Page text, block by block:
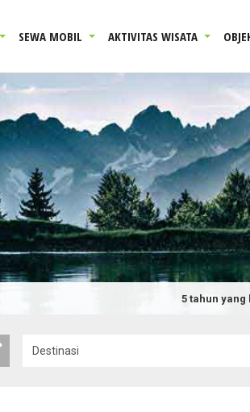
SEWA MOBIL AKTIVITAS WISATA
5 tahun yang lalu/